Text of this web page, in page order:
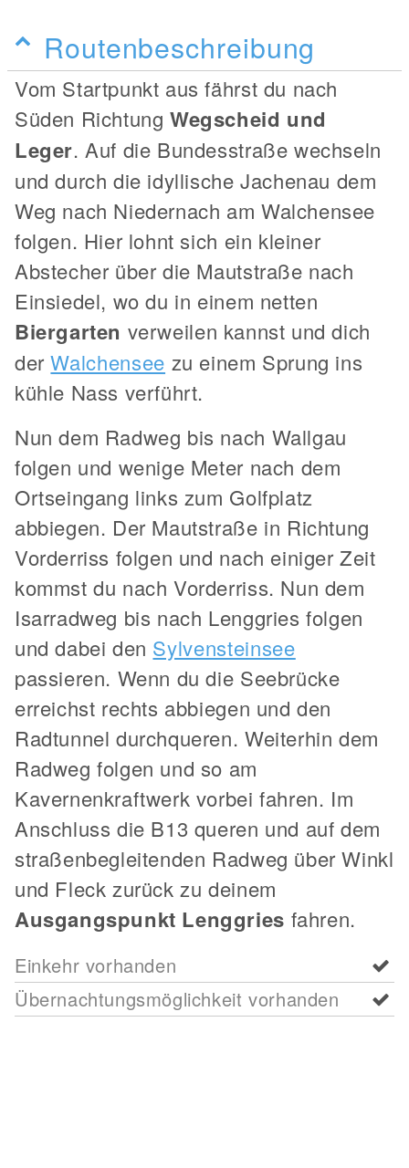
Routenbeschreibung
Vom Startpunkt aus fährst du nach
Süden RichtungWegscheid und
Leger. Auf die Bundesstraße wechseln
und durch die idyllische Jachenau dem
Weg nach Niedernach am Walchensee
folgen. Hier lohnt sich ein kleiner
Abstecher über die Mautstraße nach
Einsiedel, wo du in einem netten
Biergarten verweilen kannst und dich
derWalchensee zu einem Sprung ins
kühle Nass verführt.
Nun dem Radweg bis nach Wallgau
folgen und wenige Meter nach dem
Ortseingang links zum Golfplatz
abbiegen. Der Mautstraße in Richtung
Vorderriss folgen und nach einiger Zeit
kommst du nach Vorderriss. Nun dem
Isarradweg bis nach Lenggries folgen
und dabei den Sylvensteinsee
passieren. Wenn du die Seebrücke
erreichst rechts abbiegen und den
Radtunnel durchqueren. Weiterhin dem
Radweg folgen und so am
Kavernenkraftwerk vorbei fahren. Im
Anschluss die B13 queren und auf dem
straßenbegleitenden Radweg über Winkl
und Fleck zurück zu deinem
Ausgangspunkt Lenggries fahren.
Einkehr vorhanden
Übernachtungsmöglichkeit vorhanden